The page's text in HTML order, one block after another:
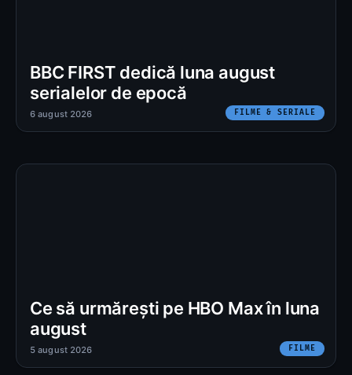
BBC FIRST dedică luna august
serialelor de epocă
FILME & SERIALE
6 august 2026
Ce să urmărești pe HBO Max în luna
august
FILME
5 august 2026